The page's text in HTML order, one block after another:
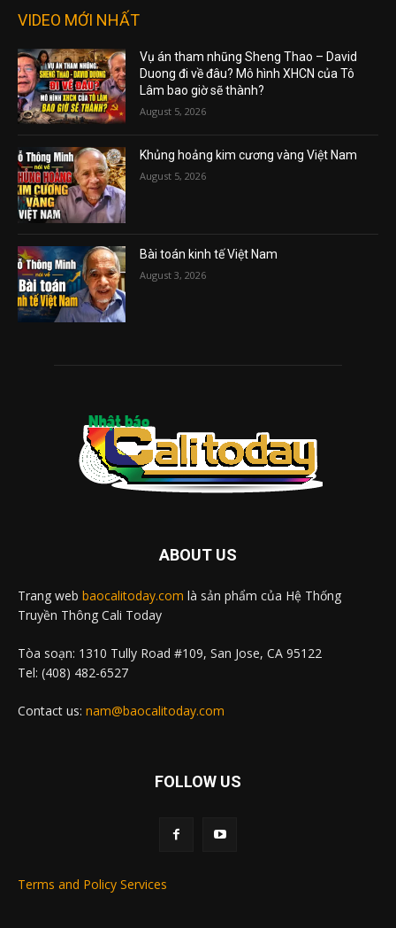
VIDEO MỚI NHẤT
Vụ án tham nhũng Sheng Thao – David
Duong đi về đâu? Mô hình XHCN của Tô
Lâm bao giờ sẽ thành?
August 5, 2026
Khủng hoảng kim cương vàng Việt Nam
August 5, 2026
Bài toán kinh tế Việt Nam
August 3, 2026
ABOUT US
Trang web baocalitoday.com là sản phẩm của Hệ Thống
Truyền Thông Cali Today
Tòa soạn: 1310 Tully Road #109, San Jose, CA 95122
Tel: (408) 482-6527
Contact us: nam@baocalitoday.com
FOLLOW US
Terms and Policy Services